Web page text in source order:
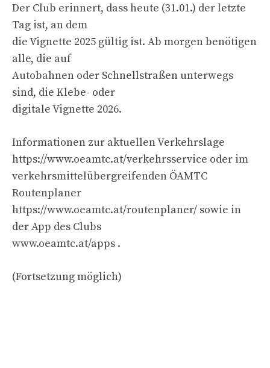
Der Club erinnert, dass heute (31.01.) der letzte
Tag ist, an dem
die Vignette 2025 gültig ist. Ab morgen benötigen
alle, die auf
Autobahnen oder Schnellstraßen unterwegs
sind, die Klebe- oder
digitale Vignette 2026.
Informationen zur aktuellen Verkehrslage
https://www.oeamtc.at/verkehrsservice oder im
verkehrsmittelübergreifenden ÖAMTC
Routenplaner
https://www.oeamtc.at/routenplaner/ sowie in
der App des Clubs
www.oeamtc.at/apps .
(Fortsetzung möglich)